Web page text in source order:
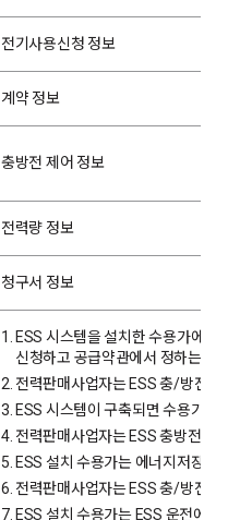
전기사용신청 정보
계약 정보
충방전 제어 정보
전력량 정보
청구서 정보
1.
ESS 시스템을 설치한 수용가에서
신청하고 공급약관에서 정하는 바
2. 전력판매사업자는 ESS 충/방전
3. ESS 시스템이 구축되면 수용가는
4. 전력판매사업자는 ESS 충방전 전
5. ESS 설치 수용가는 에너지저장장
6. 전력판매사업자는 ESS 충/방전
7. ESS 설치 수용가는 ESS 운전에